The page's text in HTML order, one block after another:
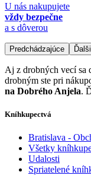
U nás nakupujete
vždy bezpečne
a s dôverou
Predchádzajúce
Aj z drobných vecí
drobným ste pri
na Dobrého Anjela.
Kníhkupectvá
Bratislava -
Všetky
Udalosti
Spriatelené